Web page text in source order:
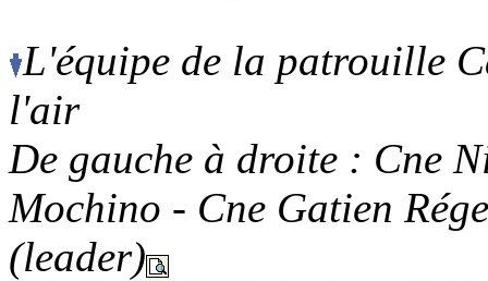
L'équipe de la patrouille
l'air
De gauche à droite : Cne
Mochino - Cne Gatien
(leader)